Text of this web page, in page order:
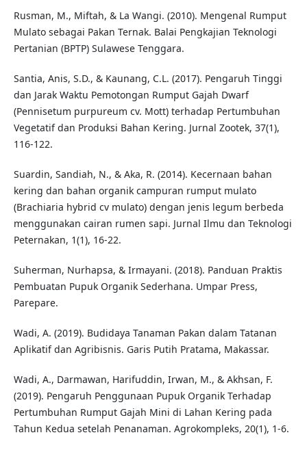
Rusman, M., Miftah, & La Wangi. (2010). Mengenal Rumput
Mulato sebagai Pakan Ternak. Balai Pengkajian Teknologi
Pertanian (BPTP) Sulawese Tenggara.
Santia, Anis, S.D., & Kaunang, C.L. (2017). Pengaruh Tinggi
dan Jarak Waktu Pemotongan Rumput Gajah Dwarf
(Pennisetum purpureum cv. Mott) terhadap Pertumbuhan
Vegetatif dan Produksi Bahan Kering. Jurnal Zootek, 37(1),
116-122.
Suardin, Sandiah, N., & Aka, R. (2014). Kecernaan bahan
kering dan bahan organik campuran rumput mulato
(Brachiaria hybrid cv mulato) dengan jenis legum berbeda
menggunakan cairan rumen sapi. Jurnal Ilmu dan Teknologi
Peternakan, 1(1), 16-22.
Suherman, Nurhapsa, & Irmayani. (2018). Panduan Praktis
Pembuatan Pupuk Organik Sederhana. Umpar Press,
Parepare.
Wadi, A. (2019). Budidaya Tanaman Pakan dalam Tatanan
Aplikatif dan Agribisnis. Garis Putih Pratama, Makassar.
Wadi, A., Darmawan, Harifuddin, Irwan, M., & Akhsan, F.
(2019). Pengaruh Penggunaan Pupuk Organik Terhadap
Pertumbuhan Rumput Gajah Mini di Lahan Kering pada
Tahun Kedua setelah Penanaman. Agrokompleks, 20(1), 1-6.